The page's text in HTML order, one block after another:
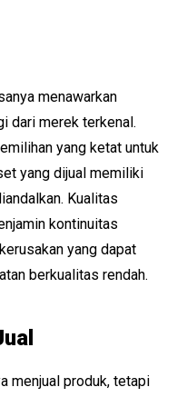
menawarkan
dari merek terkenal.
yang ketat untuk
yang dijual memiliki
Kualitas
kontinuitas
yang dapat
berkualitas rendah.
menjual produk, tetapi